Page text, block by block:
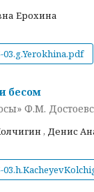
Ерохина
03.g.Yerokhina.pdf
бесом
Ф.М.
, Денис